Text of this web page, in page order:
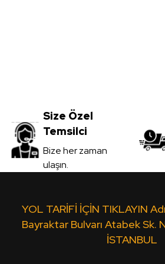
Gönder
KDV
MDFLAM Vt-10A Leon
Size Özel
Temsilci
Bize her zaman
ulaşın.
YOL TARİFİ İÇİN TIKLAYIN
Bayraktar Bulvarı Atabek Sk.
İSTANBUL